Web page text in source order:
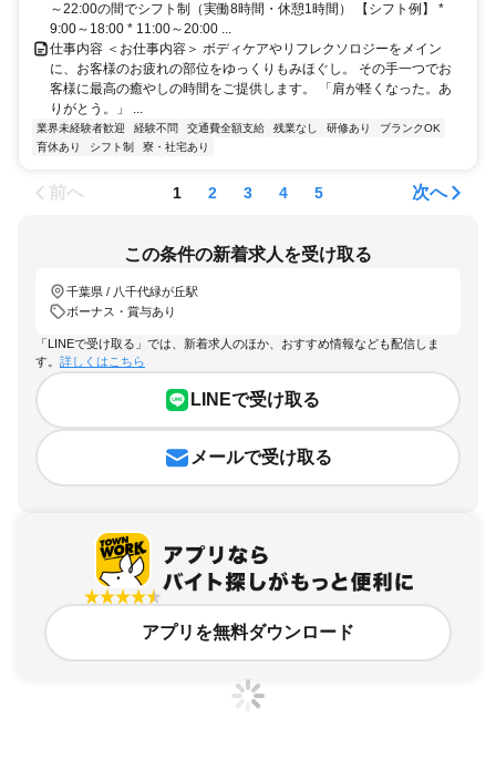
～22:00の間でシフト制（実働8時間・休憩1時間） 【シフト例】 *
9:00～18:00 * 11:00～20:00 ...
仕事内容 ＜お仕事内容＞ ボディケアやリフレクソロジーをメイン
に、お客様のお疲れの部位をゆっくりもみほぐし。 その手一つでお
客様に最高の癒やしの時間をご提供します。 「肩が軽くなった。あ
りがとう。」 ...
業界未経験者歓迎 経験不問 交通費全額支給 残業なし 研修あり
ブランクOK
育休あり
シフト制 寮・社宅あり
前へ 1 2 3 4 5 次へ
この条件の新着求人を受け取る
千葉県 / 八千代緑が丘駅
ボーナス・賞与あり
「LINEで受け取る」では、新着求人のほか、おすすめ情報なども配信しま
す。 詳しくはこちら
LINEで受け取る
メールで受け取る
アプリを無料ダウンロード